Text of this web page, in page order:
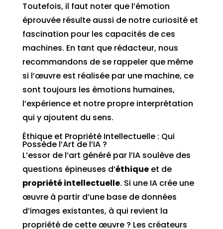
Toutefois, il faut noter que l’émotion
éprouvée résulte aussi de notre curiosité et
fascination pour les capacités de ces
machines. En tant que rédacteur, nous
recommandons de se rappeler que même
si l’œuvre est réalisée par une machine, ce
sont toujours les émotions humaines,
l’expérience et notre propre interprétation
qui y ajoutent du sens.
Éthique et Propriété Intellectuelle : Qui
Possède l’Art de l’IA ?
L’essor de l’art généré par l’IA soulève des
questions épineuses d’éthiqueet de
propriété intellectuelle. Si une IA crée une
œuvre à partir d’une base de données
d’images existantes, à qui revient la
propriété de cette œuvre ? Les créateurs